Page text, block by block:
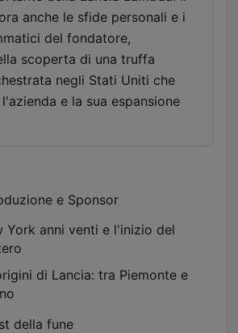
anche le sfide personali e i
del fondatore,
scoperta di una truffa
negli Stati Uniti che
e la sua espansione
e Sponsor
York anni venti e l'inizio del
di Lancia: tra Piemonte e
della fune